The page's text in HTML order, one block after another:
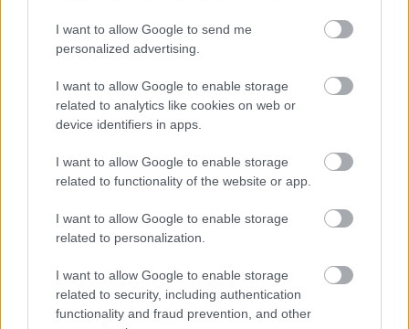
I want to allow Google to send me
personalized advertising.
I want to allow Google to enable storage
related to analytics like cookies on web or
device identifiers in apps.
I want to allow Google to enable storage
related to functionality of the website or app.
I want to allow Google to enable storage
related to personalization.
I want to allow Google to enable storage
related to security, including authentication
functionality and fraud prevention, and other
Múlt hét csütörtökön egy teltházas koncerten
a tavaly ősszel
megjelent legújabb nagylemezét, azUltraviolet